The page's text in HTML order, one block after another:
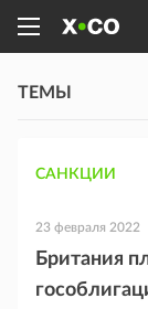
ТЕМЫ
САНКЦИИ
23 февраля 2022
Британия